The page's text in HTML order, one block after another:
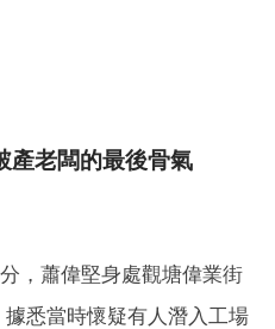
產老闆的最後骨氣
，蕭偉堅身處觀塘偉業街
悉當時懷疑有人潛入工場